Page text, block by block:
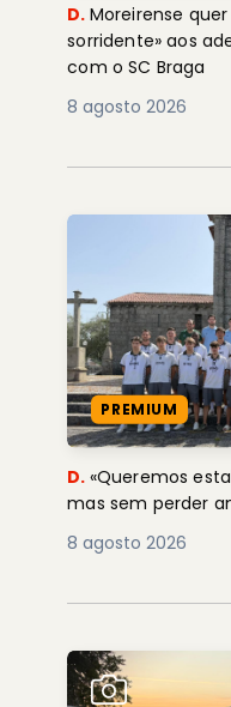
D. Moreirense
sorridente» aos
com o SC Braga
8 agosto 2026
PREMIUM
D. «Queremos
mas sem perder
8 agosto 2026